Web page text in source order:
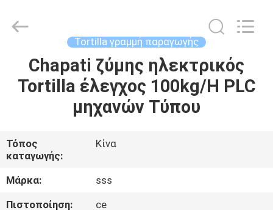
ΣΠΊΤΙ
ΠΡΟΪΌΝΤΑ
ΒΊΝΤΕΟ
ΣΧΕΤΙΚΆ
ΜΕ
Technology
Tortilla γραμμή παραγωγής
Chapati ζύμης ηλεκτρικός
Tortilla έλεγχος 100kg/H PLC
μηχανών Τύπου
Τόπος
καταγωγής:
Κίνα
Μάρκα:
sss
Πιστοποίηση:
ce